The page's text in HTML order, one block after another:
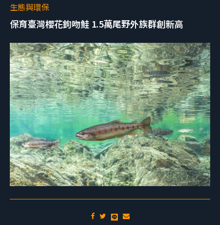
生態與環保
保育臺灣櫻花鉤吻鮭 1.5萬尾野外族群創新高